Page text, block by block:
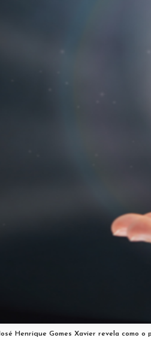
José Henrique Gomes Xavier revela como